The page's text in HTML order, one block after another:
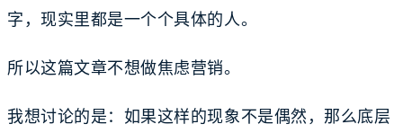
字，现实里都是一个个具体的人。
所以这篇文章不想做焦虑营销。
我想讨论的是：如果这样的现象不是偶然，那么底层